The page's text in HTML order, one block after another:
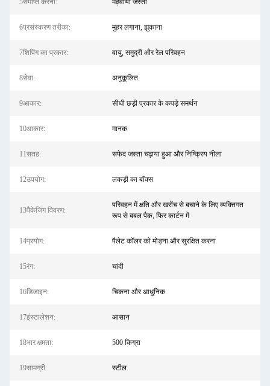
5समाप्त करना: मढ़वाया जस्ता
6प्रसंस्करण तरीका: मुहर लगाना, झुकाना
7शिपिंग का प्रकार: वायु, समुद्री और रेल परिवहन
8सेवा: अनुकूलित
9आकार: सीधी छड़ी प्रकार के कपड़े समर्थन
10आकार: मानक
11सतह: सफेद जस्ता चढ़ाया हुआ और निष्क्रिय नीला
12उपयोग: लकड़ी का बॉक्स
13पैकेजिंग विवरण:
परिवहन में क्षति और खरोंच से बचाने के लिए व्यक्तिगत
रूप से बबल पैक, फिर कार्टन में
14प्रयोग: पैलेट कॉलर को मोड़ना और सुरक्षित करना
15रंग: चांदी
16डिजाइन: चिकना और आधुनिक
17इंस्टालेशन: आसान
18भार क्षमता: 500 किग्रा
19सामग्री: स्टील